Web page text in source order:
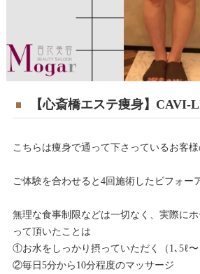
【心斎橋エステ痩身】CAVI-
こちらは痩身で通って下さっているお客
ご体験を合わせると4回施術したビフォー
無理な食事制限などは一切なく、実際に
って頂いたことは
①お水をしっかり摂っていただく（1､5ℓ〜
②毎日5分から10分程度のマッサージ